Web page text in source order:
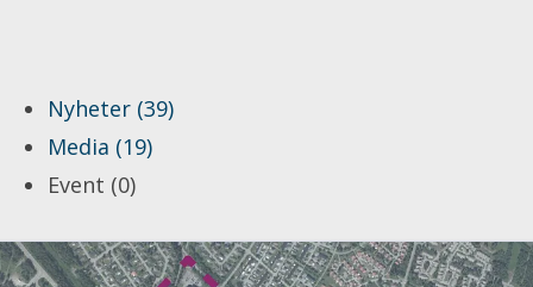
Nyheter (39)
Media (19)
Event (0)